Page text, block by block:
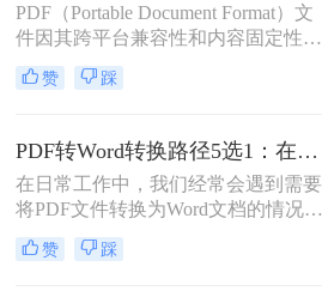
PDF（Portable Document Format）文
件因其跨平台兼容性和内容固定性而
广受欢迎，但在某些情况下，我们可
能需要将其转换为DOC（Microsoft
那么pdf文件怎么转换成doc文件呢？
本文将介绍三种将PDF文件转换成
DOC文件的方法。
赞 踩
PDF转Word转换路径5选1：在线、软件、手机端各场景最优解！
在日常工作中，我们经常会遇到需要
将PDF文件转换为Word文档的情况，
以便对内容进行编辑或修改。那么pdf
转word怎么转呢？本文将介绍五种将
赞 踩